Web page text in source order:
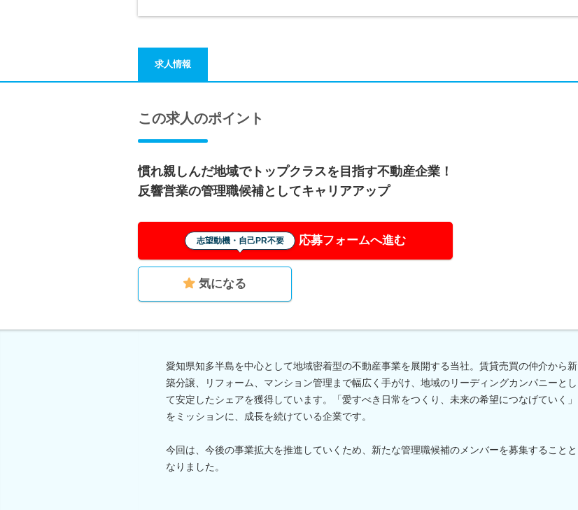
求人情報
この求人のポイント
慣れ親しんだ地域でトップクラスを目指す不動産企業！
反響営業の管理職候補としてキャリアアップ
志望動機・自己PR不要 応募フォームへ進む
気になる
愛知県知多半島を中心として地域密着型の不動産事業を展開する当社。賃貸売買の仲介から新
築分譲、リフォーム、マンション管理まで幅広く手がけ、地域のリーディングカンパニーとし
て安定したシェアを獲得しています。「愛すべき日常をつくり、未来の希望につなげていく」
をミッションに、成長を続けている企業です。
今回は、今後の事業拡大を推進していくため、新たな管理職候補のメンバーを募集することと
なりました。